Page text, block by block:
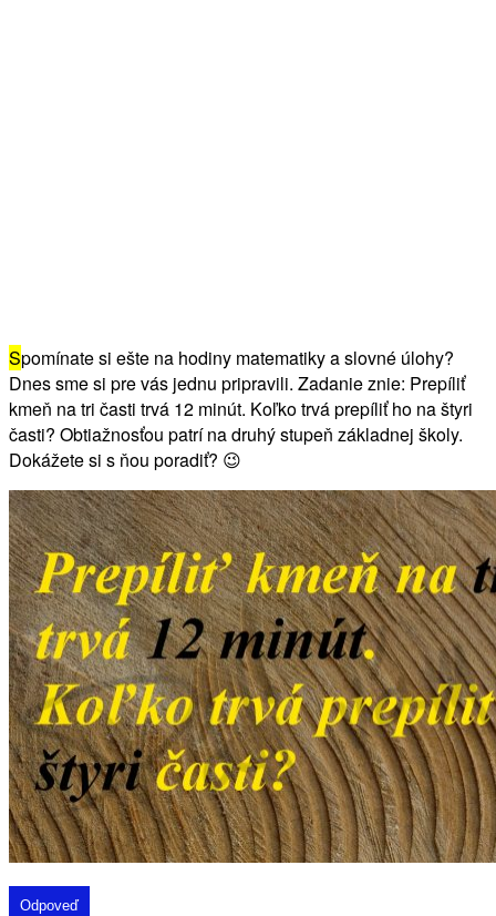
Spomínate si ešte na hodiny matematiky a slovné úlohy?
Dnes sme si pre vás jednu pripravili. Zadanie znie: Prepíliť
kmeň na tri časti trvá 12 minút. Koľko trvá prepíliť ho na štyri
časti? Obtiažnosťou patrí na druhý stupeň základnej školy.
Dokážete si s ňou poradiť? 😉
Odpoveď